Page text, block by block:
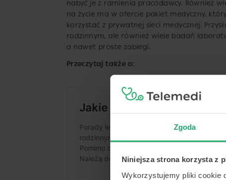
Zgoda
Niniejsza strona korzysta z
Wykorzystujemy pliki cookie
nabyć je z ramienia pracodawcy. Również
na życie ma w ofercie pakiet medyczny,
korzystać z prywatnej sieci medycznej.
rodzinnym, ale również wiele badań
a nawet proste zabiegi.
Przeczytaj także o: